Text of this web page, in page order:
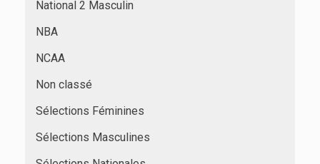
National 2 Masculin
NBA
NCAA
Non classé
Sélections Féminines
Sélections Masculines